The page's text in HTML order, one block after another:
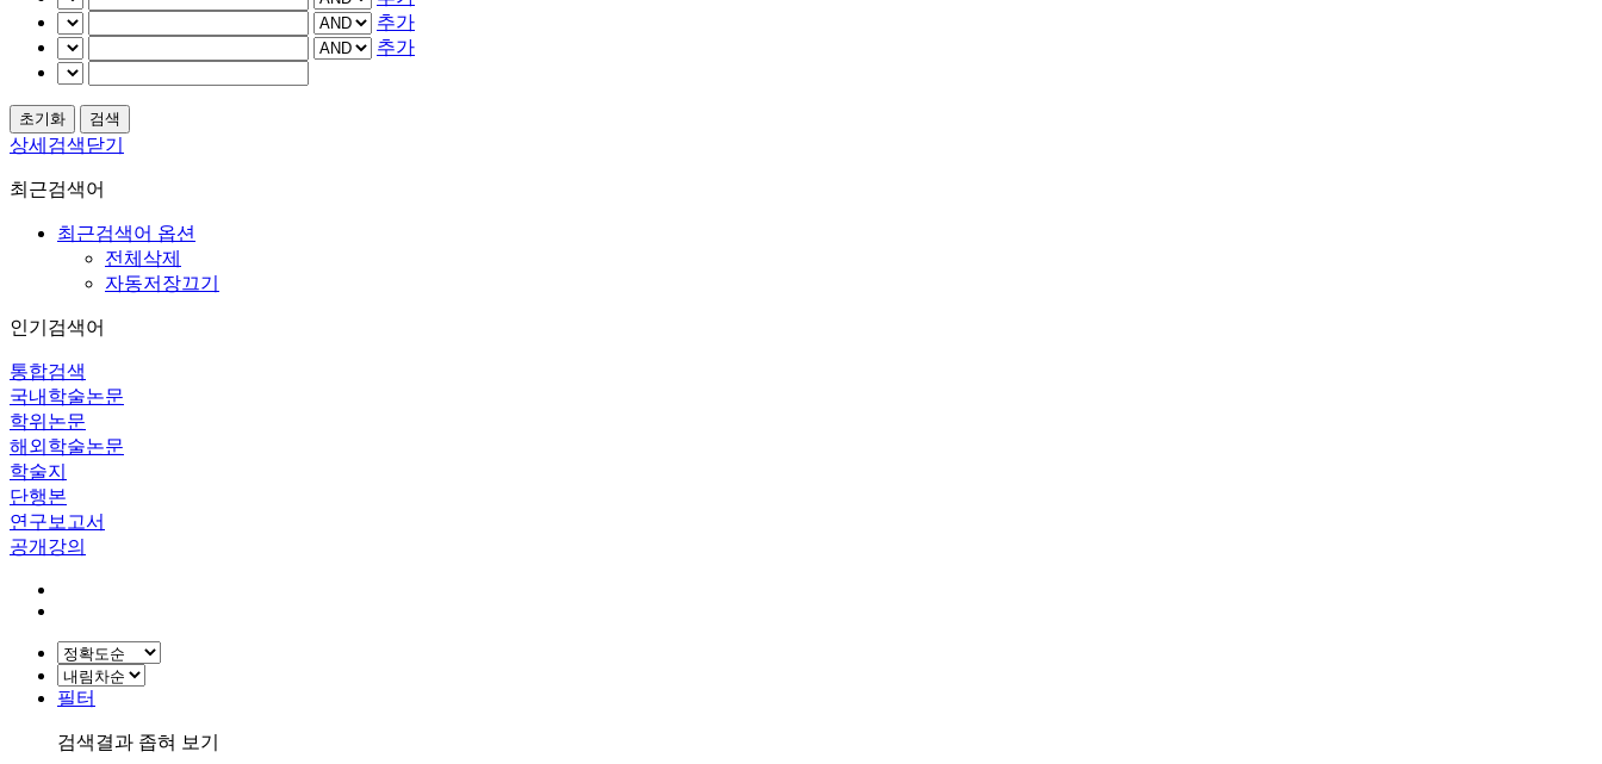
추가
추가
상세검색닫기
최근검색어
최근검색어 옵션
전체삭제
자동저장끄기
인기검색어
통합검색
국내학술논문
학위논문
해외학술논문
학술지
단행본
연구보고서
공개강의
필터
검색결과 좁혀 보기